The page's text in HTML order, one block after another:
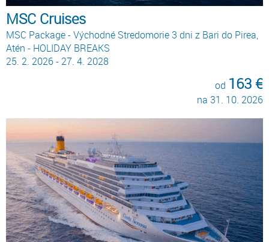
MSC Cruises
MSC Package - Východné Stredomorie 3 dni z Bari do Pirea,
Atén - HOLIDAY BREAKS
25. 2. 2026 - 27. 4. 2028
od 163 €
na 31. 10. 2026